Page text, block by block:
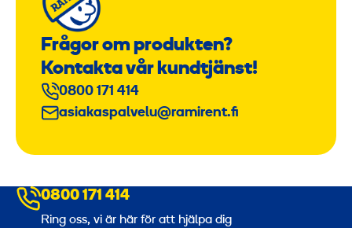
Frågor om produkten?
Kontakta vår kundtjänst!
0800 171 414
asiakaspalvelu@ramirent.fi
0800 171 414
Ring oss, vi är här för att hjälpa dig